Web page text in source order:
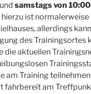
samstags von
ist
allerdings
des Trainingsortes
die aktuellen
am Training
fahrbereit am